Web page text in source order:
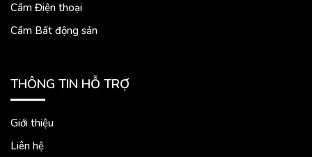
Cầm Điện thoại
Cầm Bất động sản
THÔNG TIN HỖ TRỢ
Giới thiệu
Liên hệ